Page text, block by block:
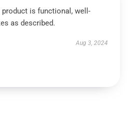
is functional, well-
as described.
Aug 3, 2024